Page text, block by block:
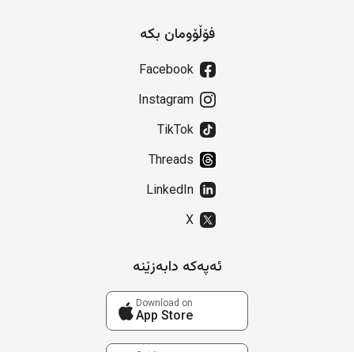
فۆڵۆومان بکە
Facebook
Instagram
TikTok
Threads
LinkedIn
X
ئەپەکە دابەزێنە
Download on
App Store